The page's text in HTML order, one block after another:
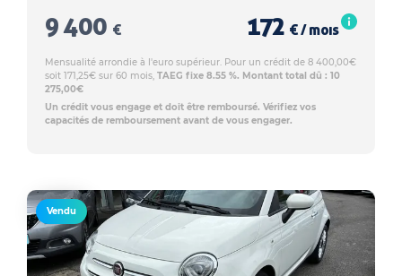
9 400 € 172 € / mois
Mensualité arrondie à l'euro supérieur. Pour un crédit de 8 400,00€
soit 171,25€ sur 60 mois, TAEG fixe 8.55 %. Montant total dû : 10
275,00€
Un crédit vous engage et doit être remboursé. Vérifiez vos
capacités de remboursement avant de vous engager.
Vendu